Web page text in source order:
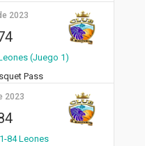
2023
(Juego 1)
Pass
2023
84 Leones